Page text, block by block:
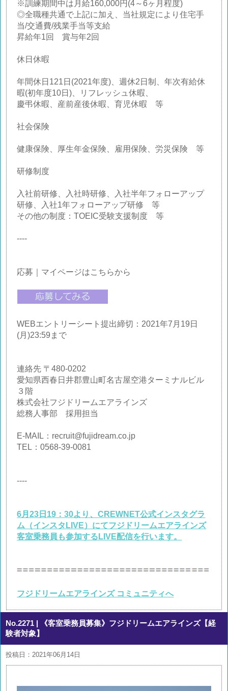
※訓練期間中は月給160,000円(4～6ヶ月程度)
◎全職種共通で上記に加え、当社規定により住宅手
当/交通費/残業手当等支給
昇給年1回 賞与年2回
休日休暇
年間休日121日(2021年度)、週休2日制、年次有給休
暇(初年度10日)、リフレッシュ休暇、
慶弔休暇、産前産後休暇、育児休暇 等
社会保険
健康保険、厚生年金保険、雇用保険、労災保険 等
研修制度
入社前研修、入社時研修、入社半年フォローアップ
研修、入社1年フォローアップ研修 等
その他の制度：TOEIC受験支援制度 等
----
応募｜マイページはこちらから
WEBエントリーシート提出締切：2021年7月19日
(月)23:59まで
連絡先 〒480-0202
愛知県西春日井郡豊山町名古屋空港ターミナルビル
３階
株式会社フジドリームエアラインズ
総務人事部 採用担当
E-MAIL：recruit@fujidream.co.jp
TEL：0568-39-0081
----
6月23日19：30より、CREWNET公式インスタグラ
ム（インスタLIVE）にてフジドリームエアラインズ
客室乗務員も参加するLIVE配信を行います。
フジドリームエアラインズ コミュニティへ
No.2271 | 《客室乗務員募集》フジドリームエアラインズ【経
験者対象】
投稿日：2021年06月14日